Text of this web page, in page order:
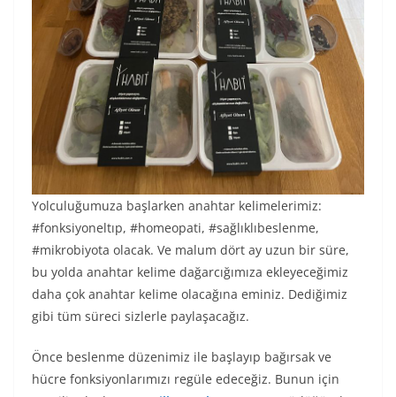
Yolculuğumuza başlarken anahtar kelimelerimiz:
#fonksiyoneltıp, #homeopati, #sağlıklıbeslenme,
#mikrobiyota olacak. Ve malum dört ay uzun bir süre,
bu yolda anahtar kelime dağarcığımıza ekleyeceğimiz
daha çok anahtar kelime olacağına eminiz. Dediğimiz
gibi tüm süreci sizlerle paylaşacağız.
Önce beslenme düzenimiz ile başlayıp bağırsak ve
hücre fonksiyonlarımızı regüle edeceğiz. Bunun için